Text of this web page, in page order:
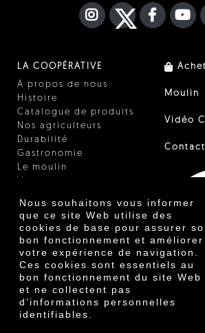
Nous souhaitons vous informer
que ce site Web utilise des
cookies de base pour assurer
bon fonctionnement et améliorer
votre expérience de navigation.
Ces cookies sont essentiels au
bon fonctionnement du site Web
et ne collectent pas
d’informations personnelles
identifiables.
INSTAGRAM
TWITTER
LA COOPÉRATIVE
À propos de nous
Histoire
Catalogue de produits
Nos agriculteurs
Durabilité
Gastronomie
Le moulin
Certificats
Prix
Innovation
Moulin
Vidéo
Contact
"Les